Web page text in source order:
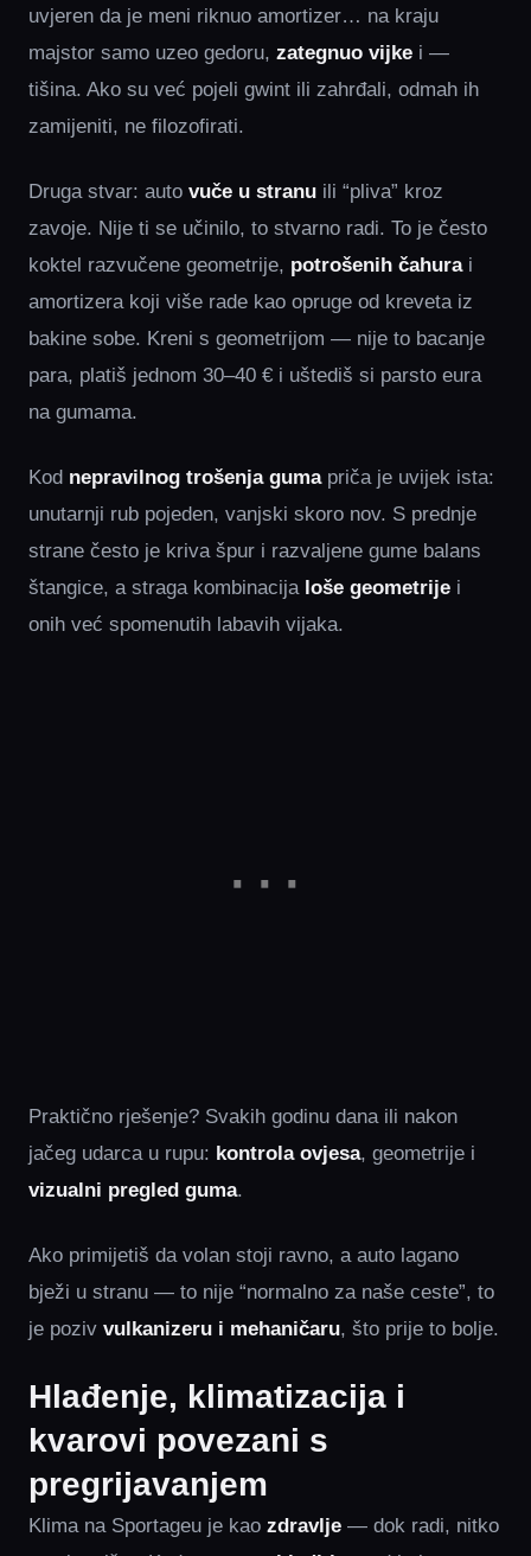
uvjeren da je meni riknuo amortizer… na kraju
majstor samo uzeo gedoru, zategnuo vijke i —
tišina. Ako su već pojeli gwint ili zahrđali, odmah ih
zamijeniti, ne filozofirati.
Druga stvar: auto vuče u stranu ili “pliva” kroz
zavoje. Nije ti se učinilo, to stvarno radi. To je često
koktel razvučene geometrije, potrošenih čahurai
amortizera koji više rade kao opruge od kreveta iz
bakine sobe. Kreni s geometrijom — nije to bacanje
para, platiš jednom 30–40 € i uštediš si parsto eura
na gumama.
Kod nepravilnog trošenja gumapriča je uvijek ista:
unutarnji rub pojeden, vanjski skoro nov. S prednje
strane često je kriva špur i razvaljene gume balans
štangice, a straga kombinacija loše geometrije i
onih već spomenutih labavih vijaka.
Praktično rješenje? Svakih godinu dana ili nakon
jačeg udarca u rupu: kontrola ovjesa, geometrije i
vizualni pregled guma.
Ako primijetiš da volan stoji ravno, a auto lagano
bježi u stranu — to nije “normalno za naše ceste”, to
je poziv vulkanizeru i mehaničaru, što prije to bolje.
Hlađenje, klimatizacija i
kvarovi povezani s
pregrijavanjem
Klima na Sportageu je kao zdravlje — dok radi, nitko